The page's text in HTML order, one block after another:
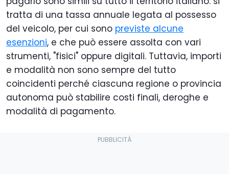
tratta di una tassa annuale legata al possesso
del veicolo, per cui sono previste alcune
esenzioni, e che può essere assolta con vari
strumenti, "fisici" oppure digitali. Tuttavia, importi
e modalità non sono sempre del tutto
coincidenti perché ciascuna regione o provincia
autonoma può stabilire costi finali, deroghe e
modalità di pagamento.